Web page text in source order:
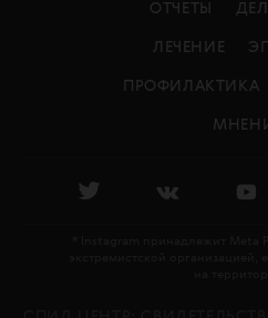
ОТЧЕТЫ
ЛЕЧЕНИЕ
ПРОФИЛАКТИКА